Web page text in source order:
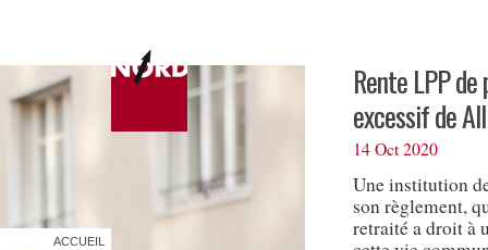
ACCUEIL
Rente LPP
excessif de
14 Oct 2020
Une institution
son règlement,
retraité a droit à